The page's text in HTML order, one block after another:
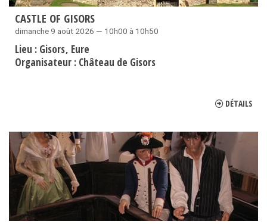
CASTLE OF GISORS
dimanche 9 août 2026 — 10h00 à 10h50
Lieu : Gisors Eure
Organisateur : Château de Gisors
DÉTAILS